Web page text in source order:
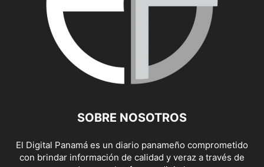
SOBRE NOSOTROS
El Digital Panamá es un diario panameño comprometido
con brindar información de calidad y veraz a través de